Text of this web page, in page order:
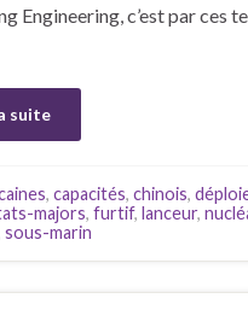
Engineering, c’est par ces
suite
, capacités, chinois,
majors, furtif, lanceur,
sous-marin